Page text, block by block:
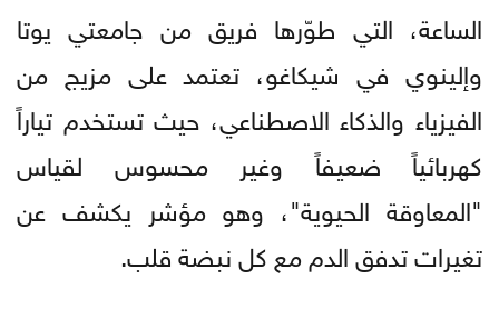
الساعة، التي طوّرها فريق من جامعتي يوتا
وإلينوي في شيكاغو، تعتمد على مزيج من
الفيزياء والذكاء الاصطناعي، حيث تستخدم تياراً
كهربائياً ضعيفاً وغير محسوس لقياس
"المعاوقة الحيوية"، وهو مؤشر يكشف عن
تغيرات تدفق الدم مع كل نبضة قلب.